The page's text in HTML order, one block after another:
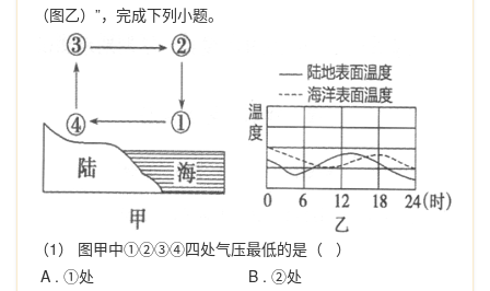
（图乙）”，完成下列小题。
（1） 图甲中①②③④四处气压最低的是（ ）
A . ①处 B . ②处